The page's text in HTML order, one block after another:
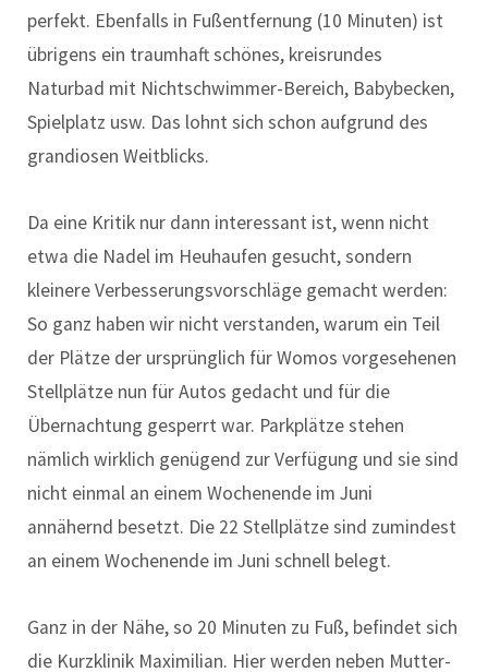
perfekt. Ebenfalls in Fußentfernung (10 Minuten) ist
übrigens ein traumhaft schönes, kreisrundes
Naturbad mit Nichtschwimmer-Bereich, Babybecken,
Spielplatz usw. Das lohnt sich schon aufgrund des
grandiosen Weitblicks.
Da eine Kritik nur dann interessant ist, wenn nicht
etwa die Nadel im Heuhaufen gesucht, sondern
kleinere Verbesserungsvorschläge gemacht werden:
So ganz haben wir nicht verstanden, warum ein Teil
der Plätze der ursprünglich für Womos vorgesehenen
Stellplätze nun für Autos gedacht und für die
Übernachtung gesperrt war. Parkplätze stehen
nämlich wirklich genügend zur Verfügung und sie sind
nicht einmal an einem Wochenende im Juni
annähernd besetzt. Die 22 Stellplätze sind zumindest
an einem Wochenende im Juni schnell belegt.
Ganz in der Nähe, so 20 Minuten zu Fuß, befindet sich
die Kurzklinik Maximilian. Hier werden neben Mutter-